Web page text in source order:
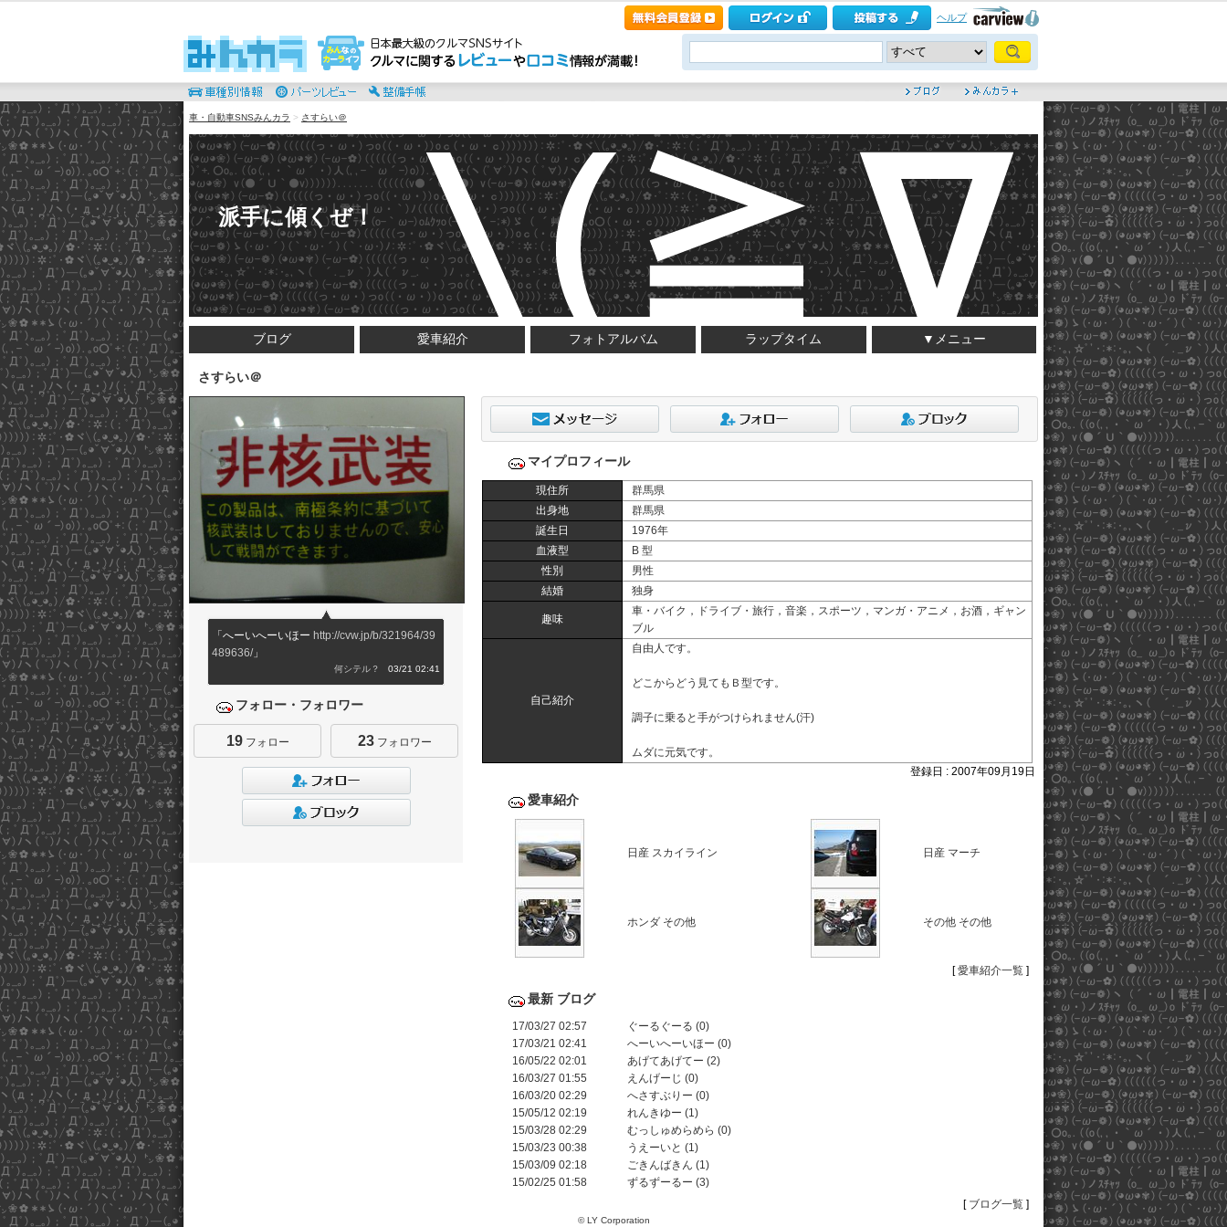
ヘルプ
車・自動車SNSみんカラ > さすらい＠
派手に傾くぜ！
ブログ 愛車紹介 フォトアルバム ラップタイム ▼メニュー
さすらい＠
「へーいへーいほー http://cvw.jp/b/321964/39
489636/」
何シテル？ 03/21 02:41
フォロー・フォロワー
19フォロー 23フォロワー
マイプロフィール
現住所
群馬県
出身地
群馬県
誕生日
1976年
血液型
B 型
性別
男性
結婚
独身
趣味
車・バイク，ドライブ・旅行，音楽，スポーツ，マンガ・アニメ，お酒，ギャン
ブル
自己紹介
自由人です。
どこからどう見てもＢ型です。
調子に乗ると手がつけられません(汗)
ムダに元気です。
登録日 : 2007年09月19日
愛車紹介
日産 スカイライン 日産 マーチ
ホンダ その他 その他 その他
[愛車紹介一覧 ]
最新 ブログ
17/03/27 02:57
ぐーるぐーる (0)
17/03/21 02:41
へーいへーいほー (0)
16/05/22 02:01
あげてあげてー (2)
16/03/27 01:55
えんげーじ (0)
16/03/20 02:29
へさすぶりー (0)
15/05/12 02:19
れんきゆー (1)
15/03/28 02:29
むっしゅめらめら (0)
15/03/23 00:38
うえーいと (1)
15/03/09 02:18
ごきんばきん (1)
15/02/25 01:58
ずるずーるー (3)
[ ブログ一覧 ]
© LY Corporation